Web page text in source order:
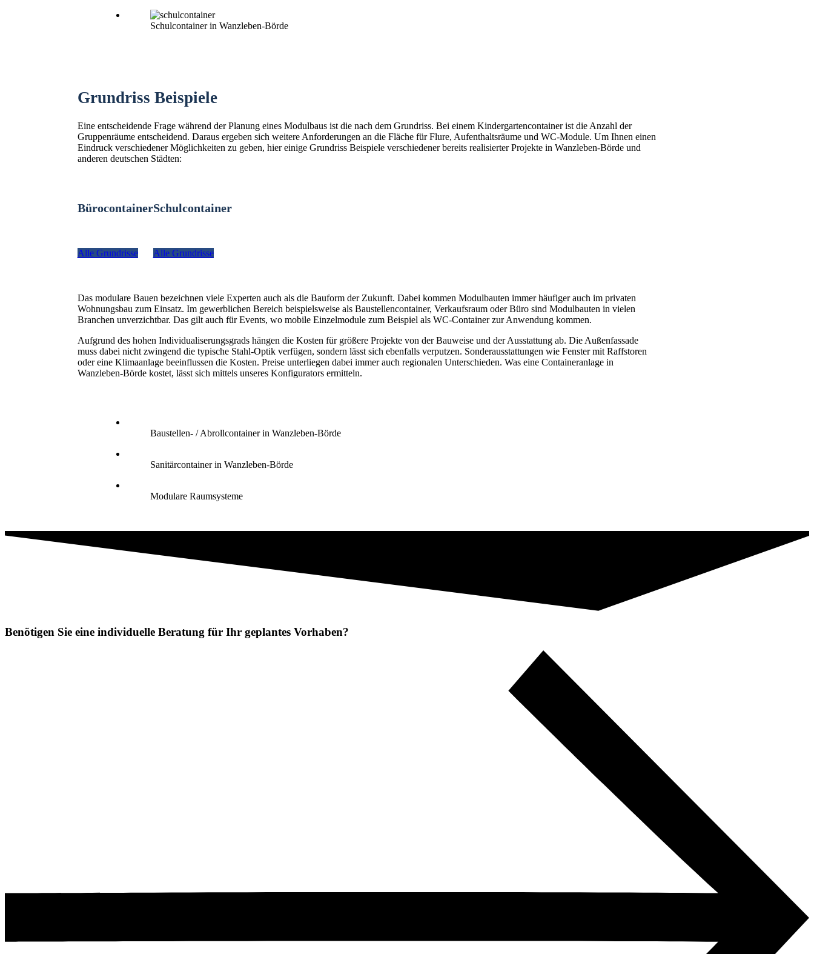
Schulcontainer in Wanzleben-Börde
Grundriss Beispiele
Eine entscheidende Frage während der Planung eines Modulbaus ist die nach dem Grundriss. Bei einem Kindergartencontainer ist die Anzahl der
Gruppenräume entscheidend. Daraus ergeben sich weitere Anforderungen an die Fläche für Flure, Aufenthaltsräume und WC-Module. Um Ihnen einen
Eindruck verschiedener Möglichkeiten zu geben, hier einige Grundriss Beispiele verschiedener bereits realisierter Projekte in Wanzleben-Börde und
anderen deutschen Städten:
Bürocontainer
Alle Grundrisse
Schulcontainer
Alle Grundrisse
Das modulare Bauen bezeichnen viele Experten auch als die Bauform der Zukunft. Dabei kommen Modulbauten immer häufiger auch im privaten
Wohnungsbau zum Einsatz. Im gewerblichen Bereich beispielsweise als Baustellencontainer, Verkaufsraum oder Büro sind Modulbauten in vielen
Branchen unverzichtbar. Das gilt auch für Events, wo mobile Einzelmodule zum Beispiel als WC-Container zur Anwendung kommen.
Aufgrund des hohen Individualiserungsgrads hängen die Kosten für größere Projekte von der Bauweise und der Ausstattung ab. Die Außenfassade
muss dabei nicht zwingend die typische Stahl-Optik verfügen, sondern lässt sich ebenfalls verputzen. Sonderausstattungen wie Fenster mit Raffstoren
oder eine Klimaanlage beeinflussen die Kosten. Preise unterliegen dabei immer auch regionalen Unterschieden. Was eine Containeranlage in
Wanzleben-Börde kostet, lässt sich mittels unseres Konfigurators ermitteln.
Baustellen- / Abrollcontainer in Wanzleben-Börde
Sanitärcontainer in Wanzleben-Börde
Modulare Raumsysteme
Benötigen Sie eine individuelle Beratung für Ihr geplantes Vorhaben?